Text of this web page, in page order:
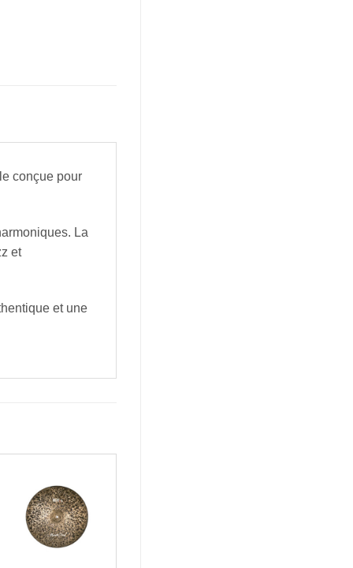
conçue pour
La
et
et une